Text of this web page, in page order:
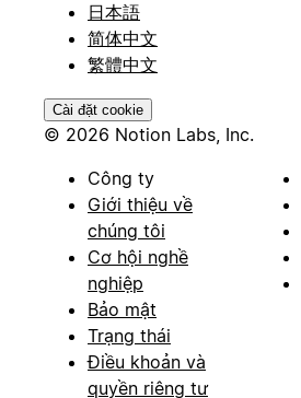
日本語
简体中文
繁體中文
Cài đặt cookie
© 2026 Notion Labs, Inc.
Công ty
Giới thiệu về
chúng tôi
Cơ hội nghề
nghiệp
Bảo mật
Trạng thái
Điều khoản và
quyền riêng tư